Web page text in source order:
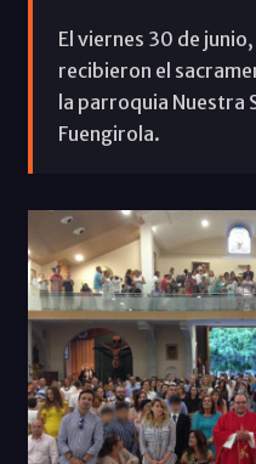
El viernes 30 de
recibieron el
la parroquia Nuestra
Fuengirola.